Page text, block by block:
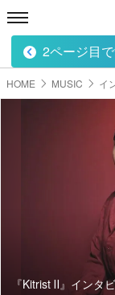
HOME
HOME MUSIC イ
『Kitrist Ⅱ』インタ
2ページ目